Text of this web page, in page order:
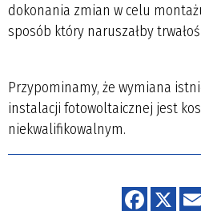
dokonania zmian w celu
sposób który naruszałby
Przypominamy, że wymiana
instalacji fotowoltaicznej jest
niekwalifikowalnym.